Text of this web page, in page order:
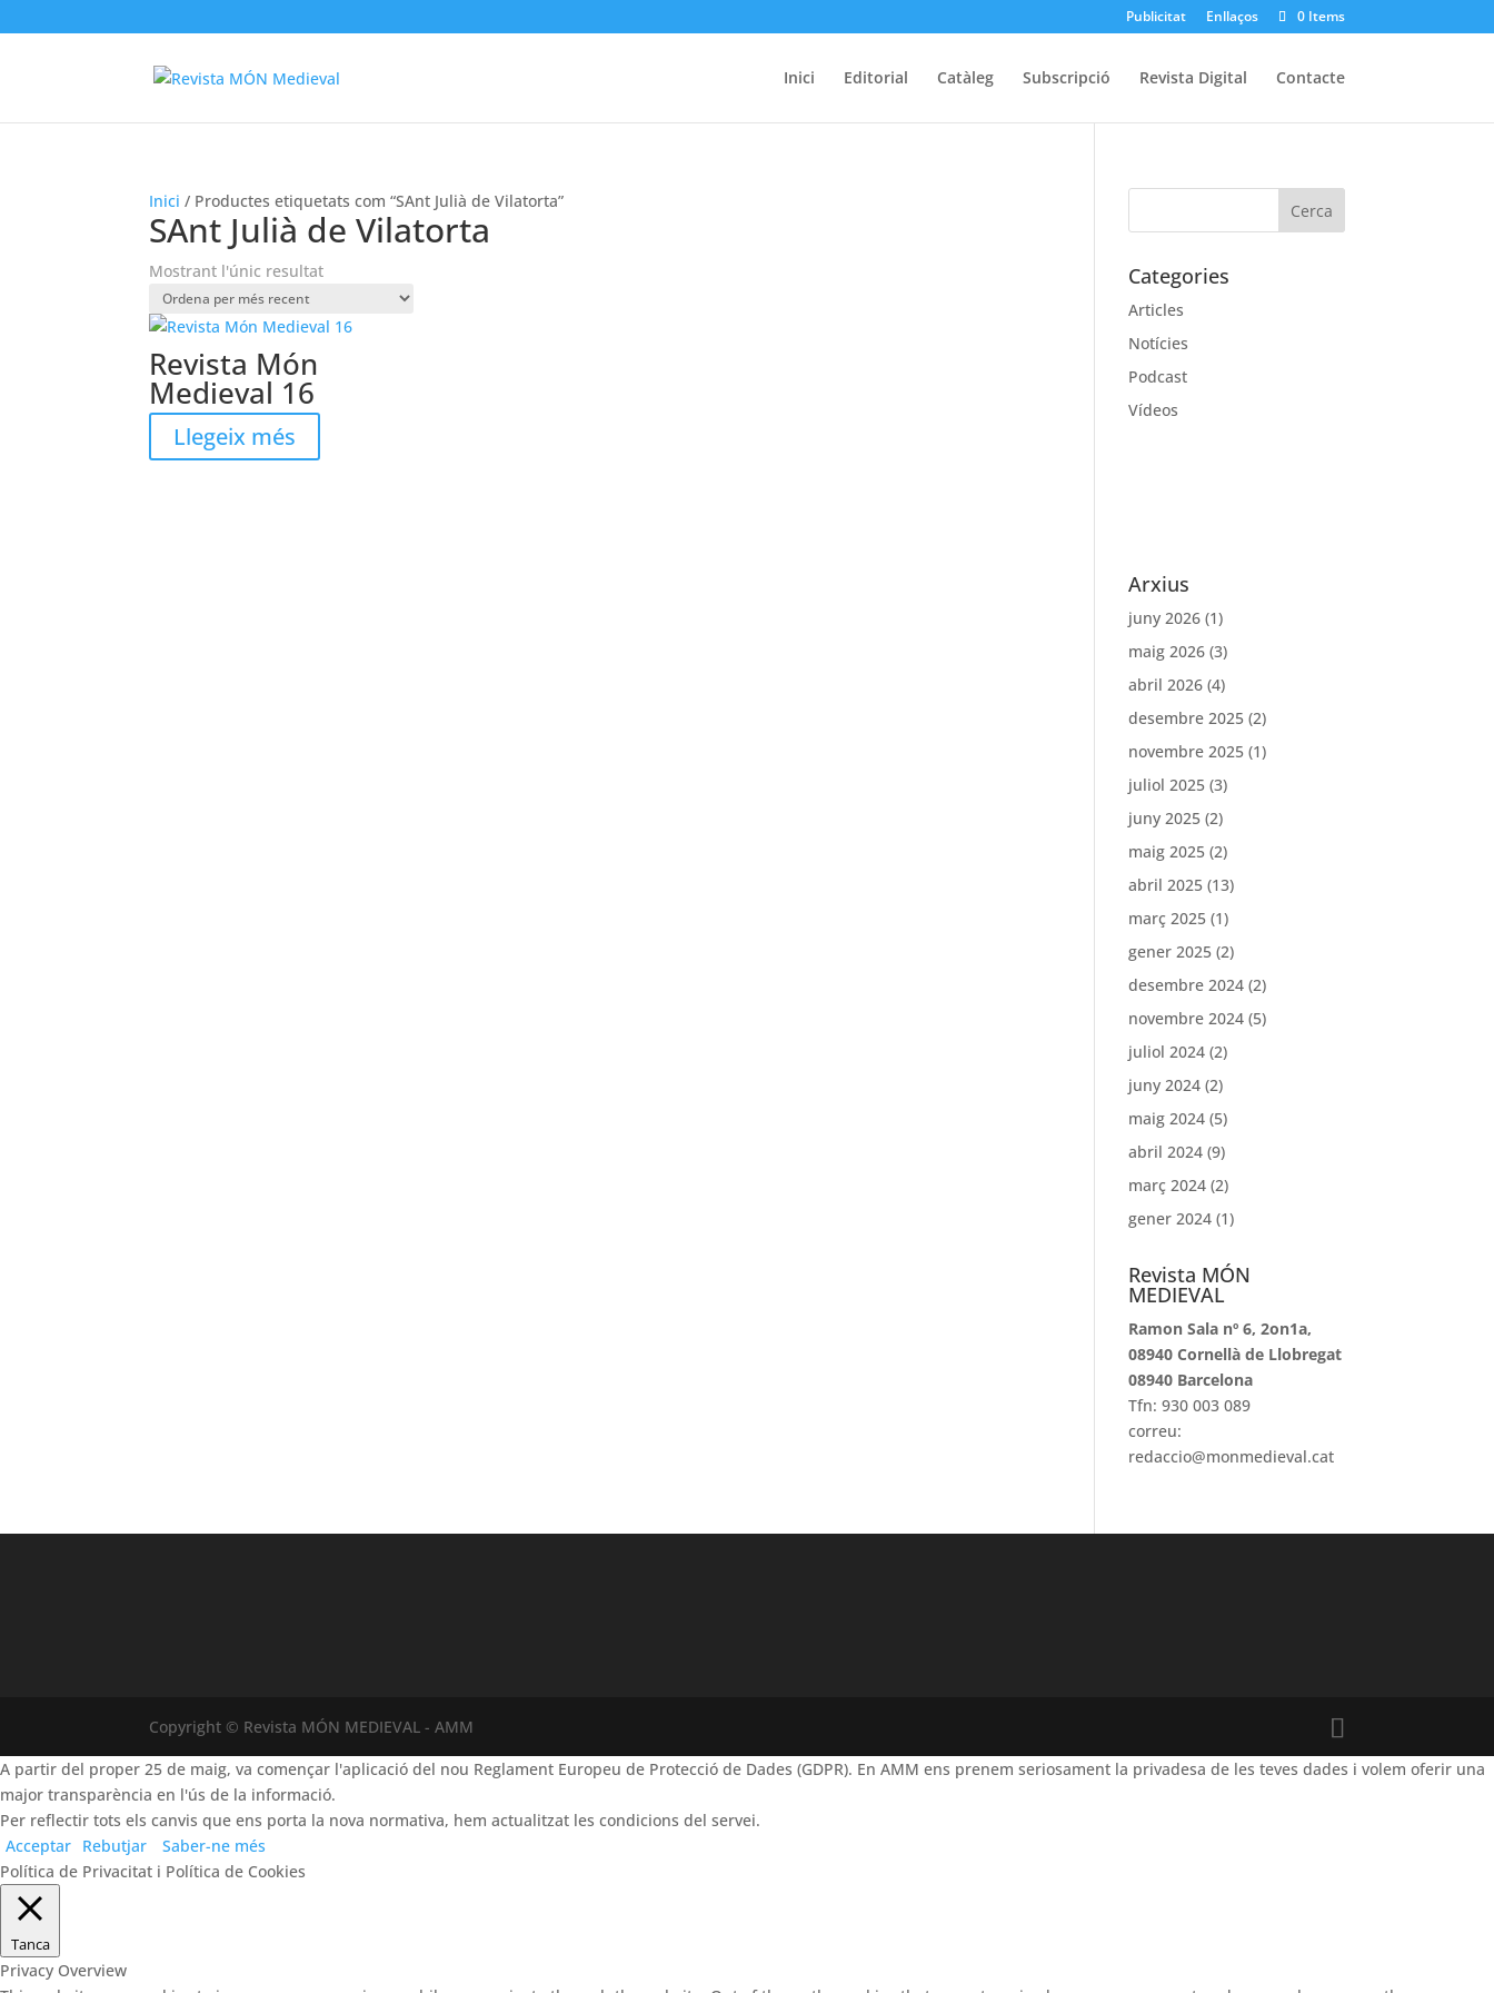
Publicitat Enllaços 0 Items
Inici Editorial Catàleg Subscripció Revista Digital Contacte
Inici / Productes etiquetats com “SAnt Julià de Vilatorta”
SAnt Julià de Vilatorta
Mostrant l'únic resultat
Revista Món
Medieval 16
Llegeix més
Categories
Articles
Notícies
Podcast
Vídeos
Arxius
juny 2026 (1)
maig 2026 (3)
abril 2026 (4)
desembre 2025 (2)
novembre 2025 (1)
juliol 2025 (3)
juny 2025 (2)
maig 2025 (2)
abril 2025 (13)
març 2025 (1)
gener 2025 (2)
desembre 2024 (2)
novembre 2024 (5)
juliol 2024 (2)
juny 2024 (2)
maig 2024 (5)
abril 2024 (9)
març 2024 (2)
gener 2024 (1)
Revista MÓN
MEDIEVAL
Ramon Sala nº 6, 2on1a,
08940 Cornellà de Llobregat
08940 Barcelona
Tfn: 930 003 089
correu:
redaccio@monmedieval.cat
Copyright © Revista MÓN MEDIEVAL - AMM
A partir del proper 25 de maig, va començar l'aplicació del nou Reglament Europeu de Protecció de Dades (GDPR). En AMM ens prenem seriosament la privadesa de les teves dades i volem oferir una
major transparència en l'ús de la informació.
Per reflectir tots els canvis que ens porta la nova normativa, hem actualitzat les condicions del servei.
Acceptar Rebutjar
Saber-ne més
Política de Privacitat i Política de Cookies
Tanca
Privacy Overview